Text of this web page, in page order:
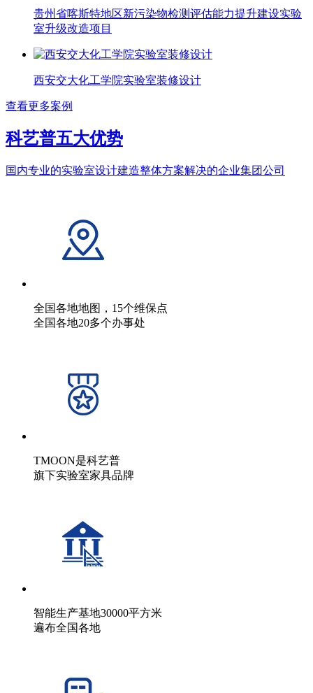
贵州省喀斯特地区新污染物检测评估能力提升建设实验
室升级改造项目
西安交大化工学院实验室装修设计
查看更多案例
科艺普五大优势
国内专业的实验室设计建造整体方案解决的企业集团公司
全国各地地图，15个维保点
全国各地20多个办事处
TMOON是科艺普
旗下实验室家具品牌
智能生产基地30000平方米
遍布全国各地